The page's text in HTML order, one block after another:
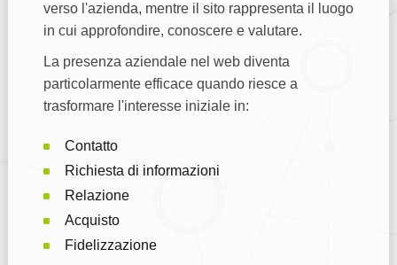
verso l'azienda, mentre il sito rappresenta il luogo
in cui approfondire, conoscere e valutare.
La presenza aziendale nel web diventa
particolarmente efficace quando riesce a
trasformare l'interesse iniziale in:
Contatto
Richiesta di informazioni
Relazione
Acquisto
Fidelizzazione